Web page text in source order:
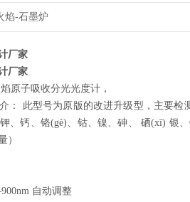
焰-石墨炉
厂家
厂家
原子吸收分光光度计，
： 此型号为原版的改进升级型，主要
、钙、铬(gè)、钴、镍、砷、 硒(xī) 银
）
自动调整